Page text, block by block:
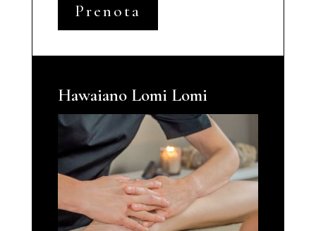
Prenota
Hawaiano Lomi Lomi